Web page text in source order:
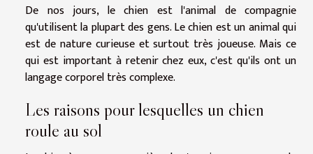
De nos jours, le chien est l'animal de compagnie
qu'utilisent la plupart des gens. Le chien est un animal qui
est de nature curieuse et surtout très joueuse. Mais ce
qui est important à retenir chez eux, c'est qu'ils ont un
langage corporel très complexe.
Les raisons pour lesquelles un chien
roule au sol